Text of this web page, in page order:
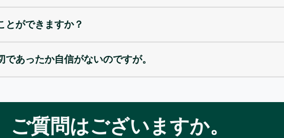
とができますか？
あったか自信がないのですが。
ご質問はございますか。